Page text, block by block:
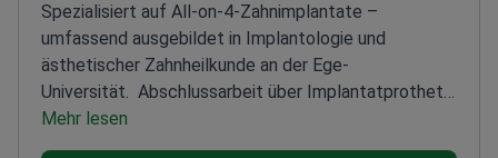
Spezialisiert auf All-on-4-Zahnimplantate –
umfassend ausgebildet in Implantologie und
ästhetischer Zahnheilkunde an der Ege-
Universität. Abschlussarbeit über Implantatprothetik
und Ästhetik
Fortgeschrittenenkursen in Implantologie und
Mehr lesen